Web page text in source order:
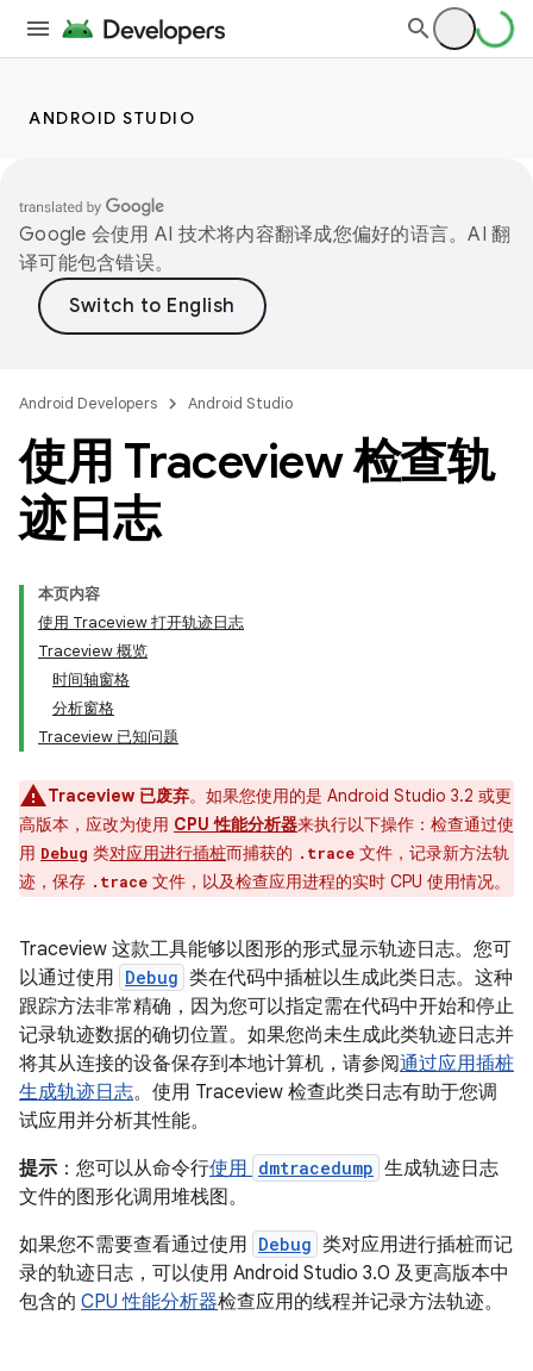
ANDROID STUDIO
Google 会使用 AI 技术将内容翻译成您偏好的语言。AI 翻
译可能包含错误。
Android Developers Android Studio
使用 Traceview 检查轨
迹日志
本页内容
使用 Traceview 打开轨迹日志
Traceview 概览
时间轴窗格
分析窗格
Traceview 已知问题
Traceview 已废弃。如果您使用的是 Android Studio 3.2 或更
高版本，应改为使用 CPU 性能分析器来执行以下操作：检查通过使
用 Debug 类对应用进行插桩而捕获的 .trace 文件，记录新方法轨
迹，保存 .trace 文件，以及检查应用进程的实时 CPU 使用情况。
Traceview 这款工具能够以图形的形式显示轨迹日志。您可
以通过使用 Debug 类在代码中插桩以生成此类日志。这种
跟踪方法非常精确，因为您可以指定需在代码中开始和停止
记录轨迹数据的确切位置。如果您尚未生成此类轨迹日志并
将其从连接的设备保存到本地计算机，请参阅通过应用插桩
生成轨迹日志。使用 Traceview 检查此类日志有助于您调
试应用并分析其性能。
提示 ：您可以从命令行使用 dmtracedump 生成轨迹日志
文件的图形化调用堆栈图。
如果您不需要查看通过使用 Debug 类对应用进行插桩而记
录的轨迹日志，可以使用 Android Studio 3.0 及更高版本中
包含的 CPU 性能分析器检查应用的线程并记录方法轨迹。